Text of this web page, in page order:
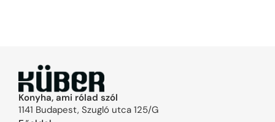
Konyha, ami rólad szól
1141 Budapest, Szugló utca 125/G